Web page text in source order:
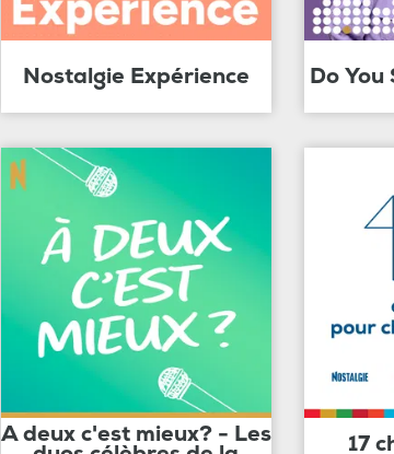
Nostalgie Expérience Do
A deux c'est mieux? - Les 17